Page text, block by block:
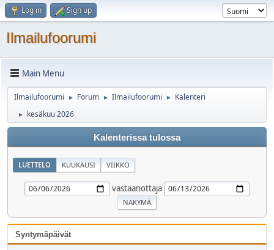
Log in Sign up
Ilmailufoorumi
Main Menu
Ilmailufoorumi ► Forum ► Ilmailufoorumi ► Kalenteri
► kesäkuu 2026
Kalenterissa tulossa
LUETTELO KUUKAUSI VIIKKO
vastaanottaja
Syntymäpäivät